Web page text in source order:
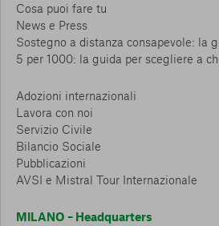
Cosa puoi fare tu
News e Press
Sostegno a distanza consapevole: la
5 per 1000: la guida per scegliere a
Adozioni internazionali
Lavora con noi
Servizio Civile
Bilancio Sociale
Pubblicazioni
AVSI e Mistral Tour Internazionale
MILANO – Headquarters